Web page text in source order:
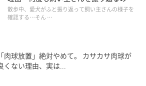
30～40分
なぜ？
散歩中、愛犬がふと振り返って飼い主さんの様子を
確認する…そん …
「肉球放置」絶対やめて。 カサカサ肉球が
くない理由、実は...